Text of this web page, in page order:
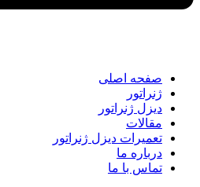
صفحه اصلی
ژنراتور
دیزل ژنراتور
مقالات
تعمیرات دیزل ژنراتور
درباره ما
تماس با ما